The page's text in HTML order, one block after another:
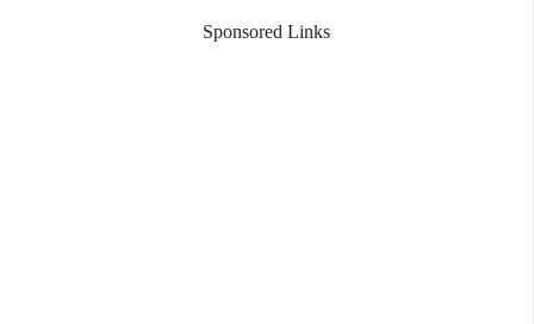
Sponsored Links